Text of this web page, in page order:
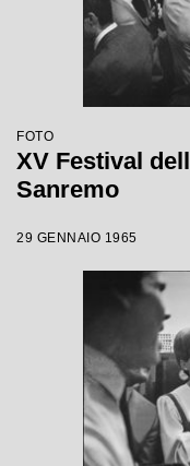
FOTO
XV Festival
Sanremo
29 GENNAIO 1965